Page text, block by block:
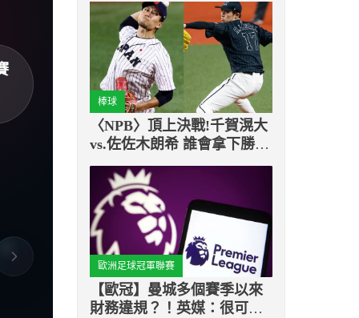
棒球
〈NPB〉頂上決戰!千賀滉大
vs.佐佐木朗希 誰會拿下勝
利?
歐洲足球冠軍聯賽
【歐冠】曼城多個賽季以來
財務違規？！英媒：很可能